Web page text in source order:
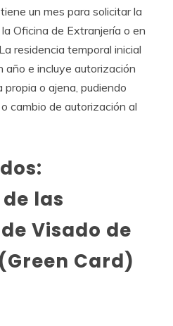
un mes para solicitar la
Oficina de Extranjería o en
residencia temporal inicial
año e incluye autorización
o ajena, pudiendo
cambio de autorización al
las
Visado de
Card)